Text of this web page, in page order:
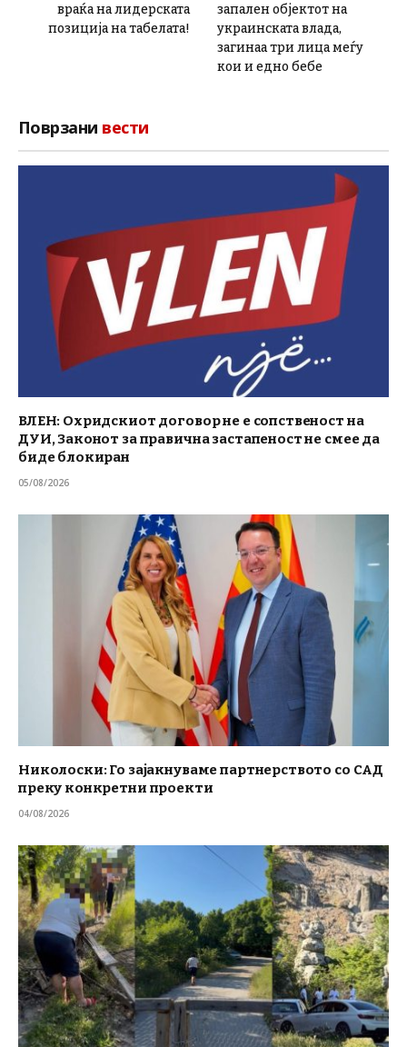
враќа на лидерската
позиција на табелата!
запален објектот на
украинската влада,
загинаа три лица меѓу
кои и едно бебе
Поврзани вести
ВЛЕН: Охридскиот договор не е сопственост на
ДУИ, Законот за правична застапеност не смее да
биде блокиран
05/08/2026
Николоски: Го зајакнуваме партнерството со САД
преку конкретни проекти
04/08/2026